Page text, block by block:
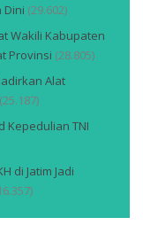
Dini (29.602)
Wakili Kabupaten
Provinsi (28.805)
Alat
(25.187)
Kepedulian TNI
di Jatim Jadi